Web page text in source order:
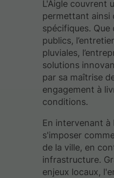
L'Aigle couvrent
permettant ainsi
spécifiques. Que
publics,
pluviales,
solutions
par sa maîtrise
engagement à
conditions.
En intervenant à
s'imposer
de la ville, en
infrastructure.
enjeux locaux,